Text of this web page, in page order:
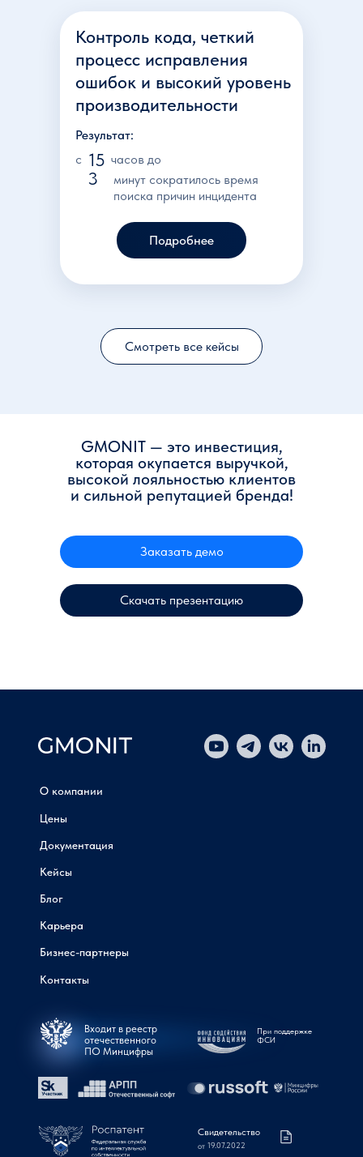
Контроль кода, четкий
процесс исправления
ошибок и высокий уровень
производительности
Подробнее
Результат:
минут сократилось время
поиска причин инцидента
3
часов до
15
c
Смотреть все кейсы
GMONIT — это инвестиция,
которая окупается выручкой,
высокой лояльностью клиентов
и сильной репутацией бренда!
Скачать презентацию
Заказать демо
Контакты
Бизнес-партнеры
Карьера
Блог
Кейсы
Документация
Цены
О компании
Входит в реестр
отечественного
ПО Минцифры
При поддержке
ФСИ
от 19.07.2022
Свидетельство